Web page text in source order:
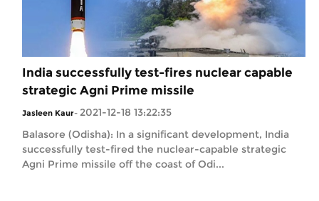
India successfully test-fires nuclear capable
strategic Agni Prime missile
Jasleen Kaur- 2021-12-18 13:22:35
Balasore (Odisha): In a significant development, India
successfully test-fired the nuclear-capable strategic
Agni Prime missile off the coast of Odi...